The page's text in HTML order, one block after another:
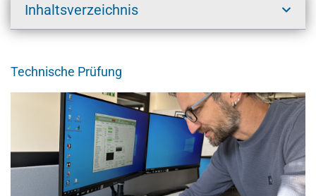
Inhaltsverzeichnis
Technische Prüfung